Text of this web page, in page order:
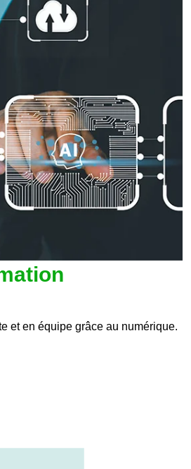
et en équipe grâce au numérique.